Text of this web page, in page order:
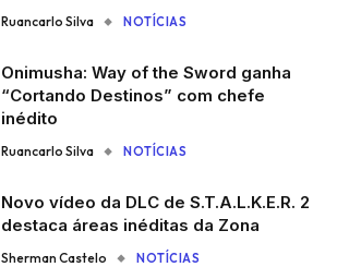
Ruancarlo Silva NOTÍCIAS
Onimusha: Way of the Sword ganha
“Cortando Destinos” com chefe
inédito
Ruancarlo Silva NOTÍCIAS
Novo vídeo da DLC de S.T.A.L.K.E.R. 2
destaca áreas inéditas da Zona
Sherman Castelo NOTÍCIAS